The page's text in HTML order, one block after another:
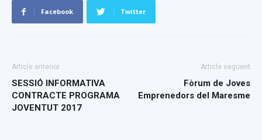
Facebook Twitter
Article anterior
SESSIÓ INFORMATIVA
CONTRACTE PROGRAMA
JOVENTUT 2017
Article següent
Fòrum de Joves
Emprenedors del Maresme